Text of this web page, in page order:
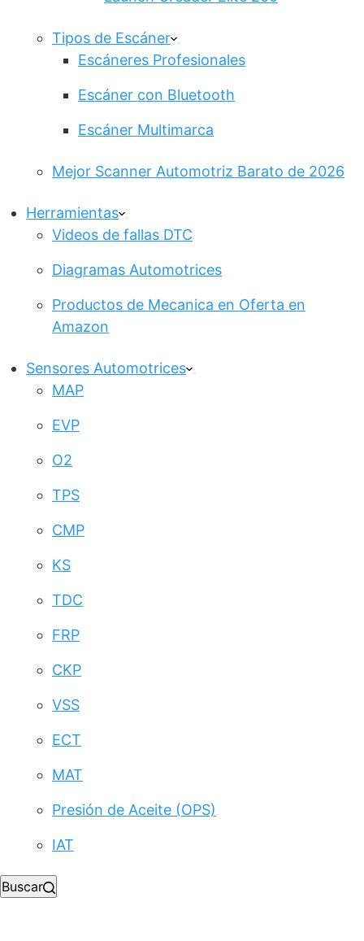
Tipos de Escáner
Escáneres Profesionales
Escáner con Bluetooth
Escáner Multimarca
Mejor Scanner Automotriz Barato de 2026
Herramientas
Videos de fallas DTC
Diagramas Automotrices
Productos de Mecanica en Oferta en
Amazon
Sensores Automotrices
MAP
EVP
O2
TPS
CMP
KS
TDC
FRP
CKP
VSS
ECT
MAT
Presión de Aceite (OPS)
IAT
Buscar